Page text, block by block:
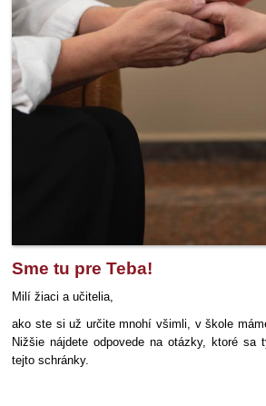
Sme tu pre Teba!
Milí žiaci a učitelia,
ako ste si už určite mnohí všimli, v škole
Nižšie nájdete odpovede na otázky, ktoré sa
tejto schránky.